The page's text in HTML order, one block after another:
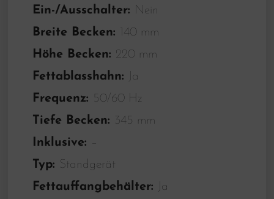
Ein-/Ausschalter: Nein
Breite Becken: 140 mm
Höhe Becken: 220 mm
Fettablasshahn:
Ja
Frequenz: 50/60 Hz
Tiefe Becken: 345 mm
Inklusive: –
Typ: Standgerät
Fettauffangbehälter:
Ja